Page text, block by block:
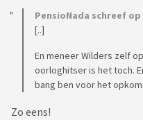
PensioNada schreef op
[..]
En meneer Wilders zelf
oorloghitser is het toch.
bang ben voor het
Zo eens!